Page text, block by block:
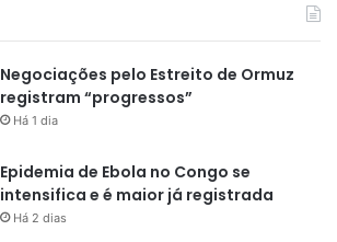
Negociações pelo Estreito de Ormuz
registram “progressos”
Há 1 dia
Epidemia de Ebola no Congo se
intensifica e é maior já registrada
Há 2 dias